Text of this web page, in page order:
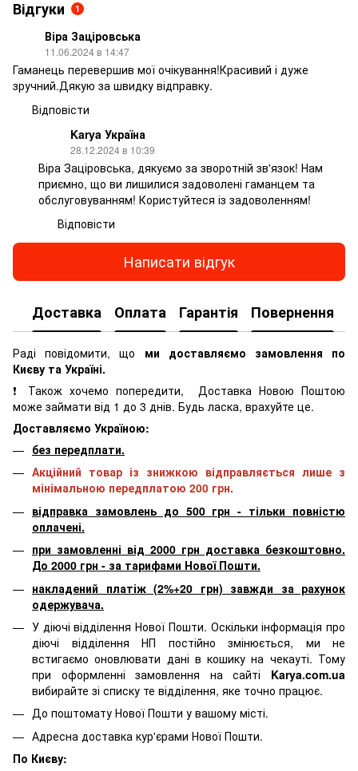
Відгуки 1
Віра Заціровська
11.06.2024 в 14:47
Гаманець перевершив мої очікування!Красивий і дуже
зручний.Дякую за швидку відправку.
Відповісти
Karya Україна
28.12.2024 в 10:39
Віра Заціровська, дякуємо за зворотній зв'язок! Нам
приємно, що ви лишилися задоволені гаманцем та
обслуговуванням! Користуйтеся із задоволенням!
Відповісти
Написати відгук
Доставка Оплата Гарантія Повернення
Раді повідомити, що ми доставляємо замовлення по
Києву та Україні.
❗ Також хочемо попередити, Доставка Новою Поштою
може займати від 1 до 3 днів. Будь ласка, врахуйте це.
Доставляємо Україною:
без передплати.
Акційний товар із знижкою відправляється лише з
мінімальною передплатою 200 грн.
відправка замовлень до 500 грн - тільки повністю
оплачені.
при замовленні від 2000 грн доставка безкоштовно.
До 2000 грн - за тарифами Нової Пошти.
накладений платіж (2%+20 грн) завжди за рахунок
одержувача.
У діючі відділення Нової Пошти. Оскільки інформація про
діючі відділення НП постійно змінюється, ми не
встигаємо оновлювати дані в кошику на чекауті. Тому
при оформленні замовлення на сайті Karya.com.ua
вибирайте зі списку те відділення, яке точно працює.
До поштомату Нової Пошти у вашому місті.
Адресна доставка кур'єрами Нової Пошти.
По Києву: